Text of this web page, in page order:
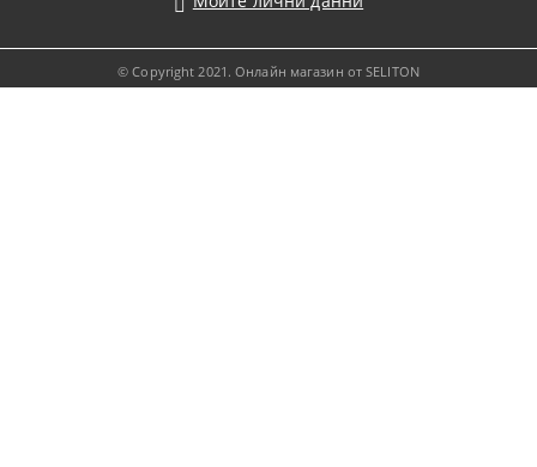
© Copyright 2021. Онлайн магазин от SELITON